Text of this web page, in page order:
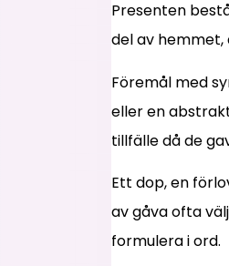
Presenten
del av hemmet,
Föremål med
eller en
tillfälle då de
Ett dop, en
av gåva ofta
formulera i ord.